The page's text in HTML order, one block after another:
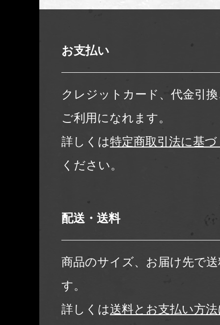
お支払い
クレジットカード、代金引
ご利用になれます。
詳しくは特定商取引法に基
ください。
配送・送料
商品のサイズ、お届け先で
す。
詳しくは送料とお支払い方